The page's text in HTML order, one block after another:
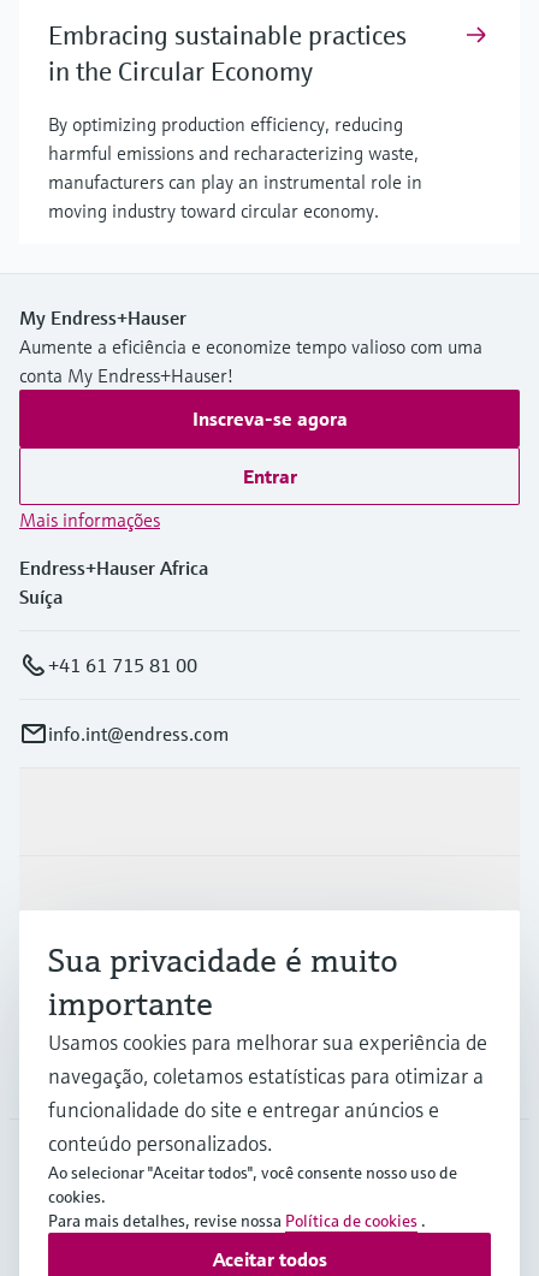
Embracing sustainable practices
in the Circular Economy
By optimizing production efficiency, reducing
harmful emissions and recharacterizing waste,
manufacturers can play an instrumental role in
moving industry toward circular economy.
My Endress+Hauser
Aumente a eficiência e economize tempo valioso com uma
conta My Endress+Hauser!
Inscreva-se agora
Entrar
Mais informações
Endress+Hauser Africa
Suíça
+41 61 715 81 00
info.int@endress.com
Suporte
Empresa
AFS
Sua privacidade é muito
importante
Usamos cookies para melhorar sua experiência de
navegação, coletamos estatísticas para otimizar a
funcionalidade do site e entregar anúncios e
conteúdo personalizados.
Ao selecionar "Aceitar todos", você consente nosso uso de
cookies.
Para mais detalhes, revise nossa Política de cookies .
Aceitar todos